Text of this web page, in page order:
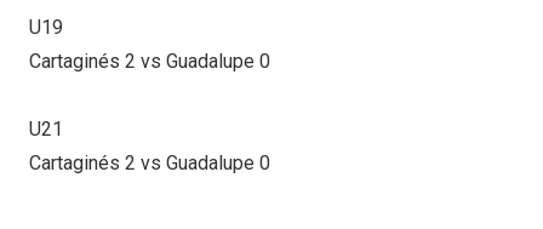
U19
Cartaginés 2 vs Guadalupe 0
U21
Cartaginés 2 vs Guadalupe 0